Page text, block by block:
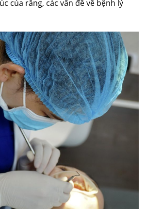
của răng, các vấn đề về bệnh lý